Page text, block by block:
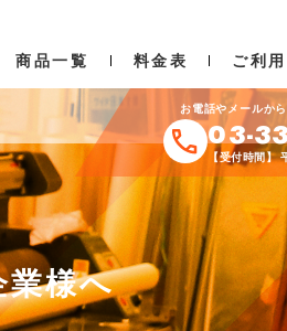
商品一覧 料金表 ご利
お電話やメールか
03-
【受付時間
業様へ